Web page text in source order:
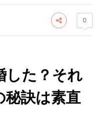
0
した？それ
秘訣は素直